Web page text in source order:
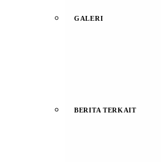
GALERI
BERITA TERKAIT